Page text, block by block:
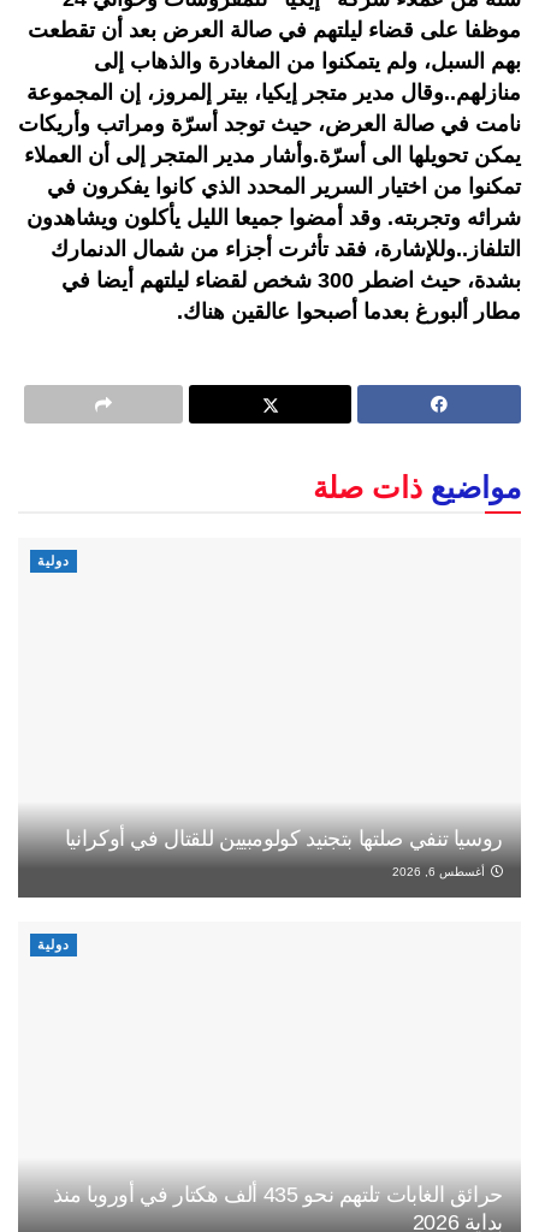
موظفا على قضاء ليلتهم في صالة العرض بعد أن تقطعت
بهم السبل، ولم يتمكنوا من المغادرة والذهاب إلى
منازلهم..وقال مدير متجر إيكيا، بيتر إلمروز، إن المجموعة
نامت في صالة العرض، حيث توجد أسرّة ومراتب وأريكات
يمكن تحويلها الى أسرّة.وأشار مدير المتجر إلى أن العملاء
تمكنوا من اختيار السرير المحدد الذي كانوا يفكرون في
شرائه وتجربته. وقد أمضوا جميعا الليل يأكلون ويشاهدون
التلفاز..وللإشارة، فقد تأثرت أجزاء من شمال الدنمارك
بشدة، حيث اضطر 300 شخص لقضاء ليلتهم أيضا في
مطار ألبورغ بعدما أصبحوا عالقين هناك.
مواضيع ذات صلة
دولية
روسيا تنفي صلتها بتجنيد كولومبيين للقتال في أوكرانيا
أغسطس 6, 2026
دولية
حرائق الغابات تلتهم نحو 435 ألف هكتار في أوروبا منذ
بداية 2026